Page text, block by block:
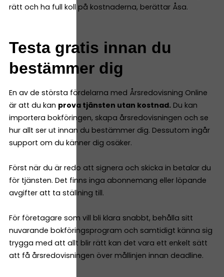
rätt och ha full koll på kostnaderna, berättar Åsa.
Testa gratis innan du
bestämmer dig
En av de största fördelarna med Årsredovisning Online
är att du kan prova tjänsten utan kostnad. Du kan
importera bokföringen, skapa årsredovisningen och se
hur allt ser ut innan du bestämmer dig. Dessutom ingår
support om du känner dig osäker.
Först när du är redo att signera och skicka in betalar du
för tjänsten. Det finns inga abonnemang eller löpande
avgifter att ta ställning till.
För företagare som vill bli klara snabbt, behålla sitt
nuvarande bokföringsprogram och samtidigt känna sig
trygga med att allt blir rätt kan det vara ett enkelt sätt
att få årsredovisningen över mållinjen innan deadline.